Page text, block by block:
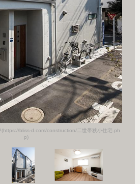
bliss-d.com/construction/二世帯狭小住宅.ph
p)